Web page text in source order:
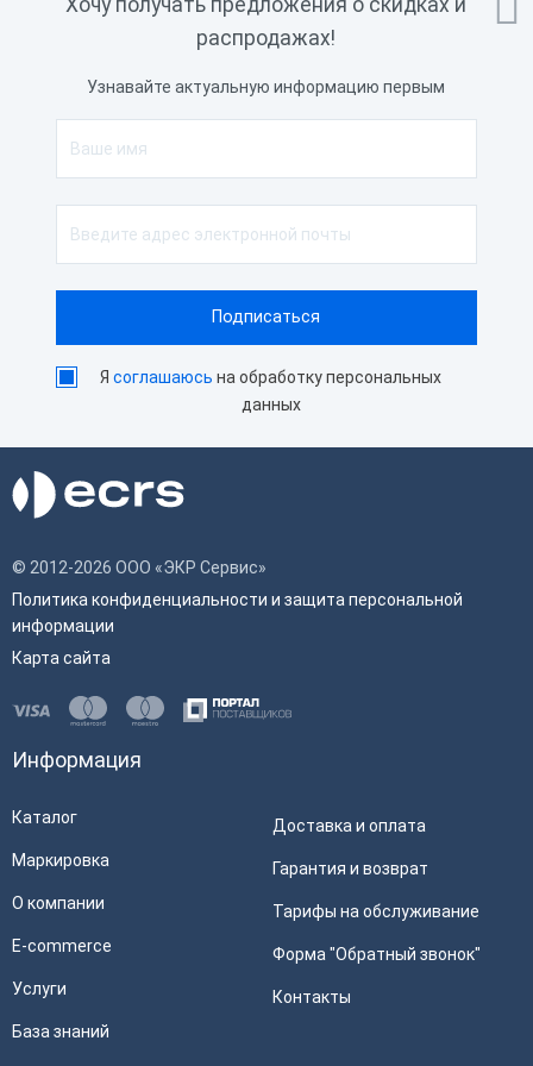
Хочу получать предложения о скидках и
распродажах!
Узнавайте актуальную информацию первым
Ясоглашаюсь на обработку персональных
данных
© 2012-2026 ООО «ЭКР Сервис»
Политика конфиденциальности и защита персональной
информации
Карта сайта
Информация
Каталог
Маркировка
О компании
E-commerce
Услуги
База знаний
Доставка и оплата
Гарантия и возврат
Тарифы на обслуживание
Форма "Обратный звонок"
Контакты